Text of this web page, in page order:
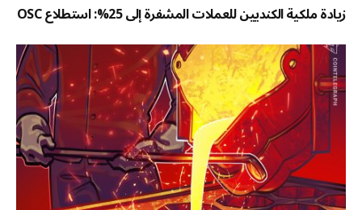
زيادة ملكية الكنديين للعملات المشفرة إلى 25%: استطلاع OSC